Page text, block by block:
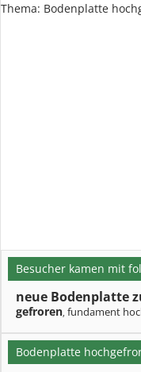
Thema: Bodenplatte
Besucher kamen mit
neue Bodenplatte
gefroren, fundament
Bodenplatte